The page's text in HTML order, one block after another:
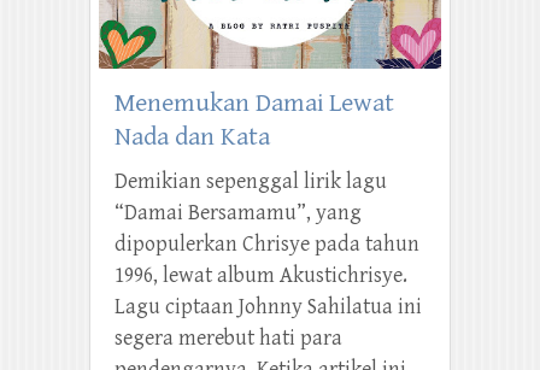
Menemukan Damai Lewat
Nada dan Kata
Demikian sepenggal lirik lagu
“Damai Bersamamu”, yang
dipopulerkan Chrisye pada tahun
1996, lewat album Akustichrisye.
Lagu ciptaan Johnny Sahilatua ini
segera merebut hati para